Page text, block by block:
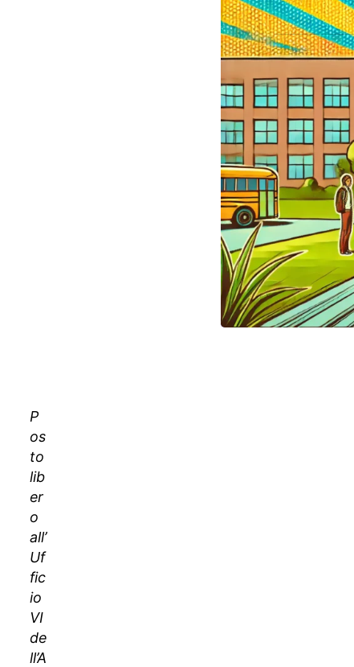
Chi può
candidarsi?
Cosa
serve per
partecipare?
Come
verrà scelto
il reggente?
P
os
to
lib
er
o
all’
Uf
fic
io
VI
de
ll’A